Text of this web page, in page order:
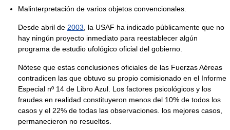
Malinterpretación de varios objetos convencionales.
Desde abril de 2003 , la USAF ha indicado públicamente que no
hay ningún proyecto inmediato para reestablecer algún
programa de estudio ufológico oficial del gobierno.
Nótese que estas conclusiones oficiales de las Fuerzas Aéreas
contradicen las que obtuvo su propio comisionado en el Informe
Especial nº 14 de Libro Azul. Los factores psicológicos y los
fraudes en realidad constituyeron menos del 10% de todos los
casos y el 22% de todas las observaciones. los mejores casos,
permanecieron no resueltos.